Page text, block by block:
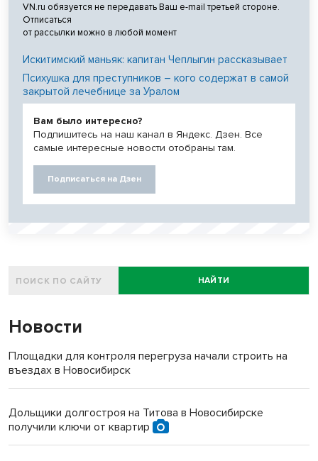
VN.ru обязуется не передавать Ваш e-mail третьей стороне.
Отписаться
от рассылки можно в любой момент
Искитимский маньяк: капитан Чеплыгин рассказывает
Психушка для преступников – кого содержат в самой
закрытой лечебнице за Уралом
Вам было интересно?
Подпишитесь на наш канал в Яндекс. Дзен. Все
самые интересные новости отобраны там.
Подписаться на Дзен
НАЙТИ
Новости
Площадки для контроля перегруза начали строить на
въездах в Новосибирск
Дольщики долгостроя на Титова в Новосибирске
получили ключи от квартир